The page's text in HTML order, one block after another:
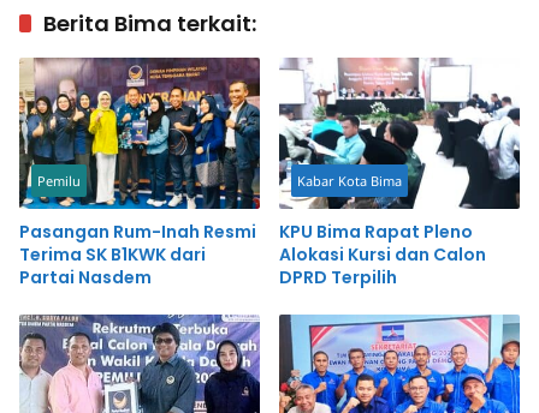
Berita Bima terkait:
Pemilu
Pasangan Rum-Inah Resmi
Terima SK B1KWK dari
Partai Nasdem
Kabar Kota Bima
KPU Bima Rapat Pleno
Alokasi Kursi dan Calon
DPRD Terpilih